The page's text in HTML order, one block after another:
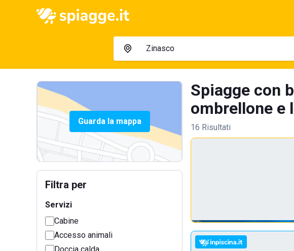
Guarda la mappa
Filtra per
Servizi
Cabine
Accesso animali
Spiagge con
ombrellone e
16 Risultati